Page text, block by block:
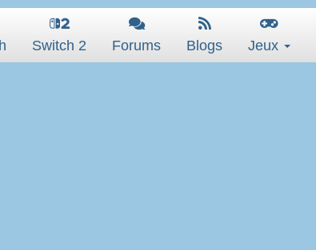
Switch 2 Forums Blogs Jeux